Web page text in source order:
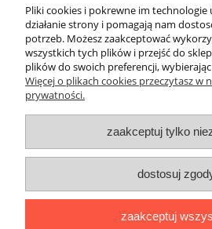
2,00 zł
do koszyka
Moje konto
Informacje
Pliki cookies i pokrewne im
działanie strony i pomagają nam
potrzeb. Możesz zaakceptować
wszystkich tych plików i przejść do
plików do swoich preferencji,
Więcej o plikach cookies przeczytasz w
prywatności.
zaakceptuj tylko
dostosuj
zaakceptuj